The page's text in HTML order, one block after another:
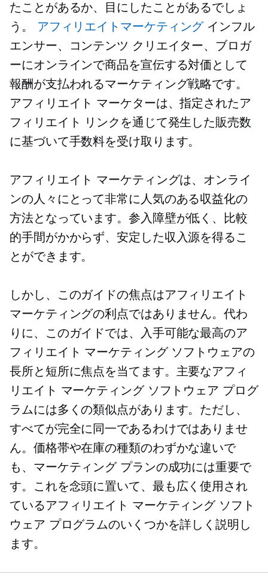
たことがあるか、目にしたことがあるでしょ
う。
アフィリエイトマーケティングインフル
エンサー、コンテンツ クリエイター、ブロガ
ーにオンラインで商品を宣伝する対価として
報酬が支払われるマーケティング戦略です。
アフィリエイト マーケターは、指定されたア
フィリエイト リンクを通じて発生した販売数
に基づいて手数料を受け取ります。
アフィリエイト マーケティングは、オンライ
ンの人々にとって非常に人気のある収益化の
方法となっています。参入障壁が低く、比較
的手間がかからず、安定した収入源を得るこ
とができます。
しかし、このガイドの焦点はアフィリエイト
マーケティングの利点ではありません。代わ
りに、このガイドでは、入手可能な最高のア
フィリエイト マーケティング ソフトウェアの
長所と短所に焦点を当てます。主要なアフィ
リエイト マーケティング ソフトウェア プログ
ラムには多くの類似点があります。ただし、
すべてが完全に同一であるわけではありませ
ん。価格帯や在庫の種類のわずかな違いで
も、マーケティング プランの成功には重要で
す。これを念頭に置いて、最も広く使用され
ているアフィリエイト マーケティング ソフト
ウェア プログラムのいくつかを詳しく説明し
ます。